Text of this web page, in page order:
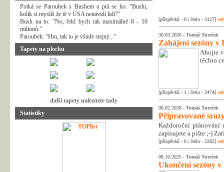
Potká se Paroubek s Bushem a ptá se ho: "Bushi,
kolik si myslíš že tě v USA nenávidí lidí?"
Bush na to: "No, řekl bych tak maximálně 8 - 10
milionů."
Paroubek: "Hm, tak to je všude stejný..."
Tapety na plochu
další tapety naleznete tady
Statistiky
[příspěvků - 0 | četlo - 3127]
30.03.2026 - Tomáš Tureček
Zahájení sezóny v
Ahojte
těchto
[příspěvků - 1 | četlo - 2474]
06.02.2026 - Tomáš Tureček
Připravované
Každoroční plánování
zapisujete a pište ;-)
[příspěvků - 0 | četlo - 2282]
08.10.2025 - Tomáš Tureček
Ukončení sezóny v